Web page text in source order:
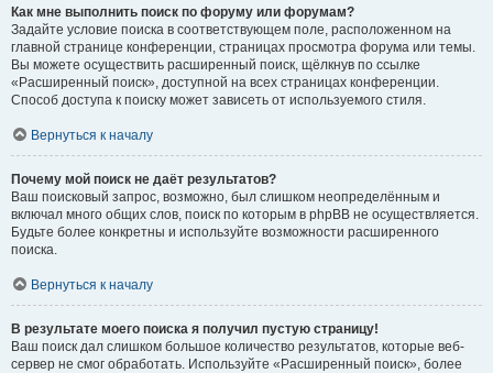
Как мне выполнить поиск по форуму или форумам?
Задайте условие поиска в соответствующем поле, расположенном на
главной странице конференции, страницах просмотра форума или темы.
Вы можете осуществить расширенный поиск, щёлкнув по ссылке
«Расширенный поиск», доступной на всех страницах конференции.
Способ доступа к поиску может зависеть от используемого стиля.
Вернуться к началу
Почему мой поиск не даёт результатов?
Ваш поисковый запрос, возможно, был слишком неопределённым и
включал много общих слов, поиск по которым в phpBB не осуществляется.
Будьте более конкретны и используйте возможности расширенного
поиска.
Вернуться к началу
В результате моего поиска я получил пустую страницу!
Ваш поиск дал слишком большое количество результатов, которые веб-
сервер не смог обработать. Используйте «Расширенный поиск», более